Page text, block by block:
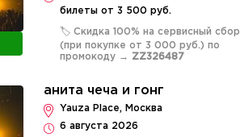
билеты от 3 500 руб.
🏷️ Скидка 100% на сервисный сбор
(при покупке от 3 000 руб.) по
промокоду → ZZ326487
анита чеча и гонг
Yauza Place, Москва
6 августа 2026